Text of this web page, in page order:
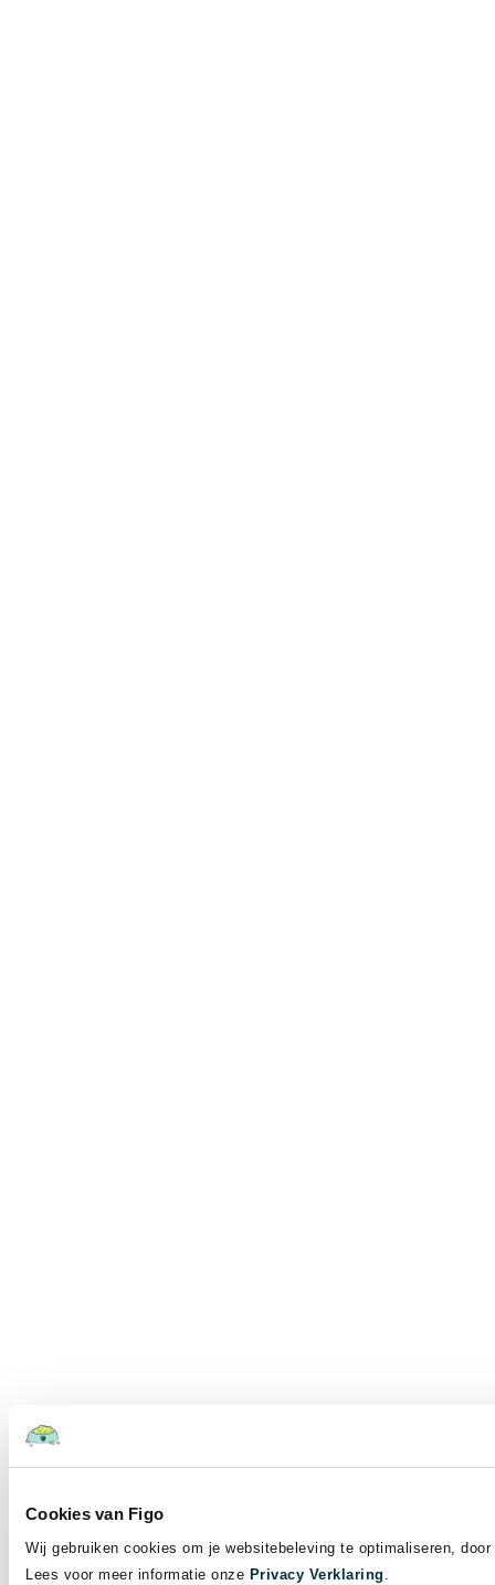
Cookies van Figo
Wij gebruiken cookies om je websitebeleving te optimaliseren,
Lees voor meer informatie onze Privacy Verklaring .